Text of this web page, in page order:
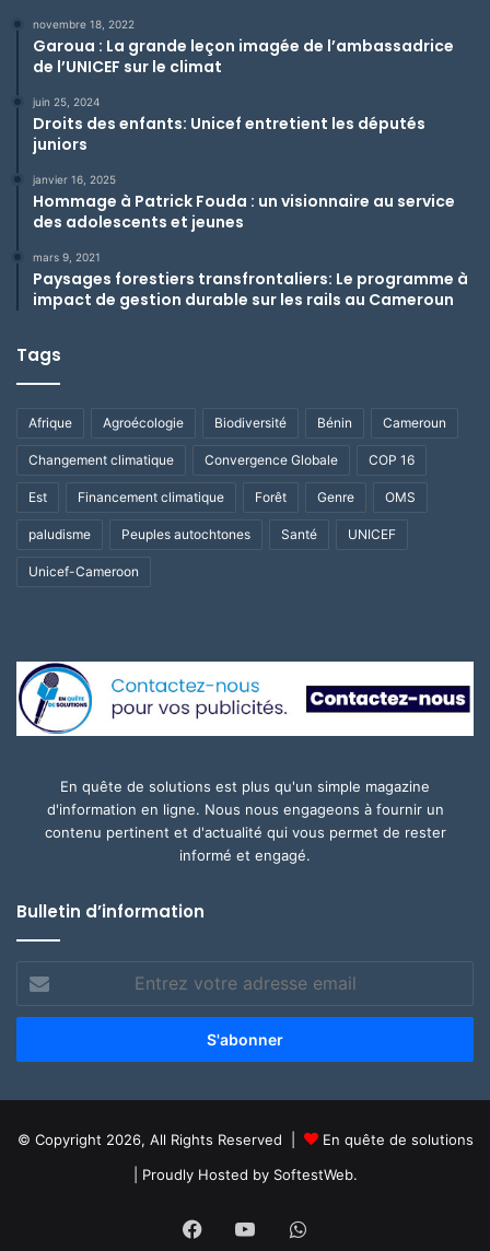
novembre 18, 2022
Garoua : La grande leçon imagée de l’ambassadrice
de l’UNICEF sur le climat
juin 25, 2024
Droits des enfants: Unicef entretient les députés
juniors
janvier 16, 2025
Hommage à Patrick Fouda : un visionnaire au service
des adolescents et jeunes
mars 9, 2021
Paysages forestiers transfrontaliers: Le programme à
impact de gestion durable sur les rails au Cameroun
Tags
Afrique Agroécologie Biodiversité Bénin Cameroun
Changement climatique Convergence Globale COP 16
Est Financement climatique Forêt Genre OMS
paludisme Peuples autochtones Santé UNICEF
Unicef-Cameroon
En quête de solutions est plus qu'un simple magazine
d'information en ligne. Nous nous engageons à fournir un
contenu pertinent et d'actualité qui vous permet de rester
informé et engagé.
Bulletin d’information
votre
adresse
© Copyright 2026, All Rights Reserved |
En quête de solutions
| Proudly Hosted by SoftestWeb.
FacebookYouTubeWhatsApp